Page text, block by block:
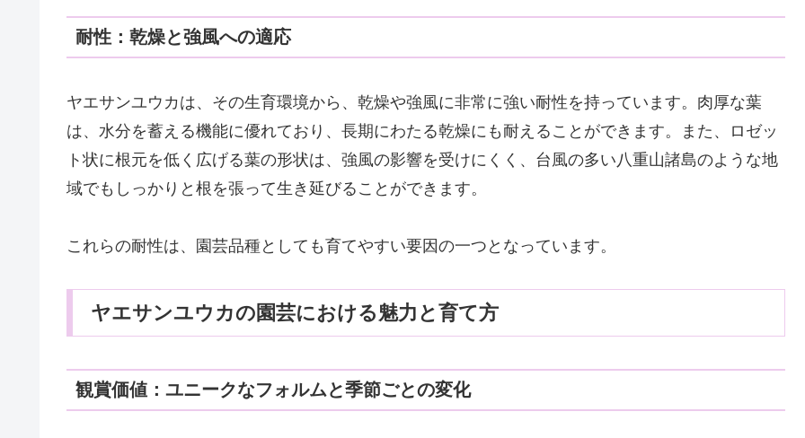
耐性：乾燥と強風への適応
ヤエサンユウカは、その生育環境から、乾燥や強風に非常に強い耐性を持っています。肉厚な葉
は、水分を蓄える機能に優れており、長期にわたる乾燥にも耐えることができます。また、ロゼッ
ト状に根元を低く広げる葉の形状は、強風の影響を受けにくく、台風の多い八重山諸島のような地
域でもしっかりと根を張って生き延びることができます。
これらの耐性は、園芸品種としても育てやすい要因の一つとなっています。
ヤエサンユウカの園芸における魅力と育て方
観賞価値：ユニークなフォルムと季節ごとの変化